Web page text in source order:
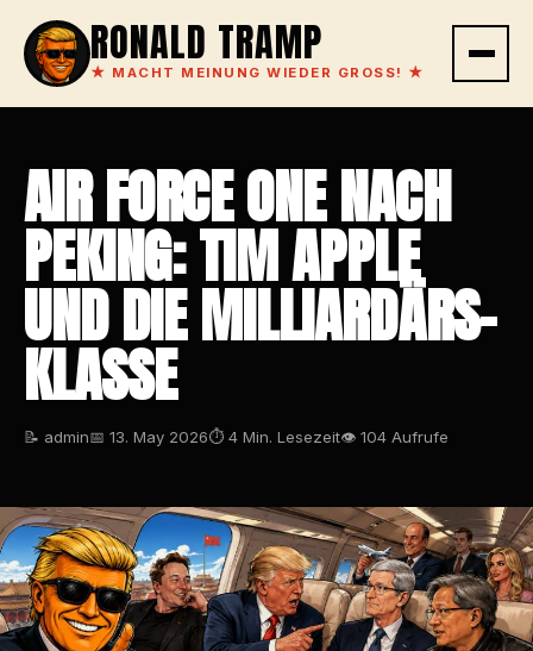
RONALD TRAMP
★ MACHT MEINUNG WIEDER GROSS! ★
AIR FORCE ONE NACH
PEKING: TIM APPLE
UND DIE MILLIARDÄRS-
KLASSE
📝 admin📅 13. May 2026⏱ 4 Min. Lesezeit👁 104 Aufrufe